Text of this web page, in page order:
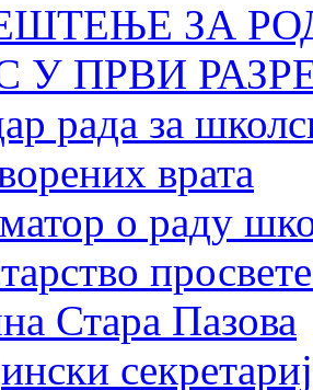
ЗА
У ПРВИ
рада за
врата
о раду
Стара Пазова